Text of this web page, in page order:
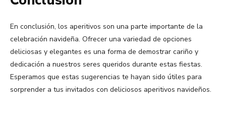
En conclusión, los aperitivos son una parte importante de la
celebración navideña. Ofrecer una variedad de opciones
deliciosas y elegantes es una forma de demostrar cariño y
dedicación a nuestros seres queridos durante estas fiestas.
Esperamos que estas sugerencias te hayan sido útiles para
sorprender a tus invitados con deliciosos aperitivos navideños.